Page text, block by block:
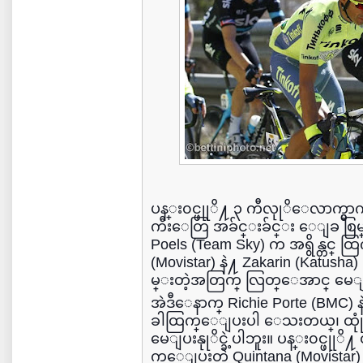
ပန္း၀င္ဖုုိ႔ ၃ ကီလုုိေလာက္မွ
ကီးေတြ အခ်င္းခ်င္း ေျခ စြ
Poels (Team Sky) က အရွိန္တင္
(Movistar) နဲ႔ Zakarin
မ္းတဲ့အတြက္ လြတ္ေအာင္ မေျ
အဲဒီေနာက္ Richie Porte
ခါထြက္ေျပးပါ ေသးတယ္
မေျပးနုုိင္ခဲ့ပါဘူး။ ပန္း၀င္
က္ေျပးတဲ့ Quintana